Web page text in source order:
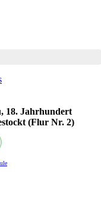
18. Jahrhundert
(Flur Nr. 2)